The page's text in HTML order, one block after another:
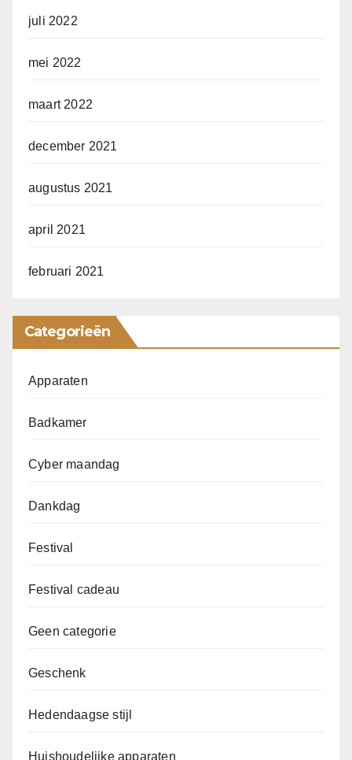
juli 2022
mei 2022
maart 2022
december 2021
augustus 2021
april 2021
februari 2021
Categorieën
Apparaten
Badkamer
Cyber maandag
Dankdag
Festival
Festival cadeau
Geen categorie
Geschenk
Hedendaagse stijl
Huishoudelijke apparaten